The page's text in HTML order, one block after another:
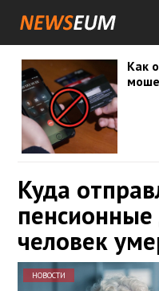
Как
Куда
пенсионные
человек
НОВОСТИ